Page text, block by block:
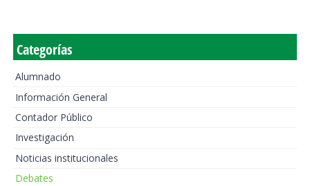
Categorías
Alumnado
Información General
Contador Público
Investigación
Noticias institucionales
Debates